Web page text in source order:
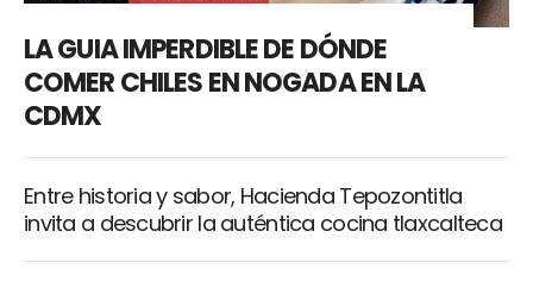
LA GUIA IMPERDIBLE DE DÓNDE
COMER CHILES EN NOGADA EN LA
CDMX
Entre historia y sabor, Hacienda Tepozontitla
invita a descubrir la auténtica cocina tlaxcalteca